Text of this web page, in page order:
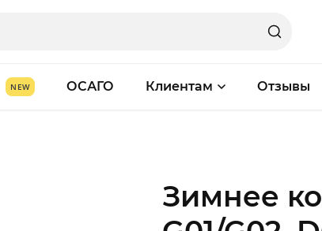
ОСАГО Клиентам Отзывы
Зимнее